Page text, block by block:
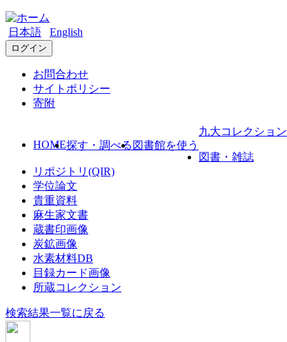
日本語 English
ログイン
お問合わせ
サイトポリシー
寄附
HOME探す・調べる 図書館を使う
九大コレクション
図書・雑誌
リポジトリ(QIR)
学位論文
貴重資料
麻生家文書
蔵書印画像
炭鉱画像
水素材料DB
目録カード画像
所蔵コレクション
検索結果一覧に戻る